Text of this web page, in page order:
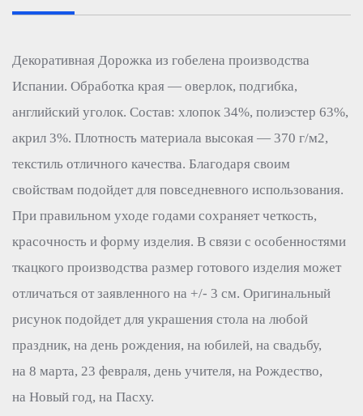
Декоративная Дорожка из гобелена производства
Испании. Обработка края — оверлок, подгибка,
английский уголок. Состав: хлопок 34%, полиэстер 63%,
акрил 3%. Плотность материала высокая — 370 г/м2,
текстиль отличного качества. Благодаря своим
свойствам подойдет для повседневного использования.
При правильном уходе годами сохраняет четкость,
красочность и форму изделия. В связи с особенностями
ткацкого производства размер готового изделия может
отличаться от заявленного на +/- 3 см. Оригинальный
рисунок подойдет для украшения стола на любой
праздник, на день рождения, на юбилей, на свадьбу,
на 8 марта, 23 февраля, день учителя, на Рождество,
на Новый год, на Пасху.